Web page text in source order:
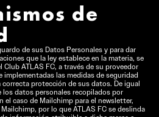
de
de sus Datos Personales y para dar
que la ley establece en la materia, se
ATLAS FC, a través de su proveedor
las medidas de seguridad
protección de sus datos. De igual
los datos personales recopilados por
el caso de Mailchimp para el newsletter,
por lo que ATLAS FC se deslinda